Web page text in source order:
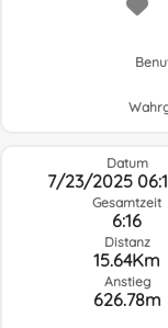
Datum
7/23/2025
Gesamtzeit
6:16
Distanz
15.64Km
Anstieg
626.78m